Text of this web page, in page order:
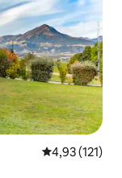
Vlerësimi
4,93 (121)